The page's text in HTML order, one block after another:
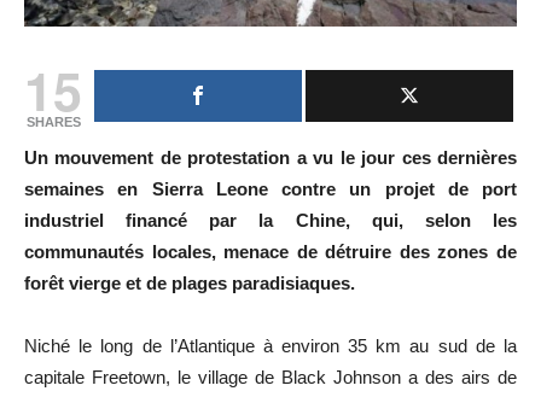
15
SHARES
Un mouvement de protestation a vu le jour ces dernières
semaines en Sierra Leone contre un projet de port
industriel financé par la Chine, qui, selon les
communautés locales, menace de détruire des zones de
forêt vierge et de plages paradisiaques.
Niché le long de l’Atlantique à environ 35 km au sud de la
capitale Freetown, le village de Black Johnson a des airs de